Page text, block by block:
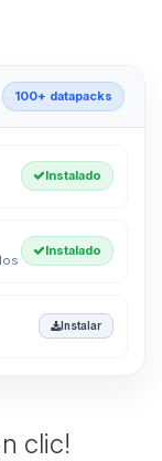
100+ datapacks
Instalado
Instalado
Instalar
clic!